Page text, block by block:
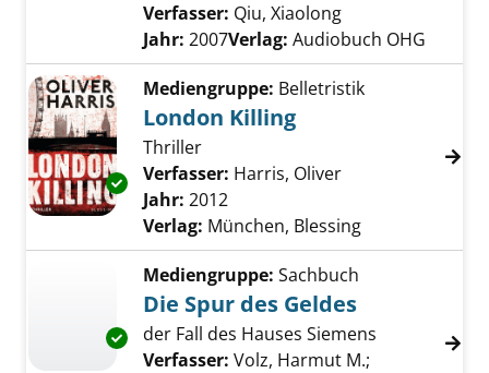
Verfasser: Qiu, Xiaolong
Jahr: 2007Verlag: Audiobuch OHG
Exemplar-Details von London Killing
Mediengruppe: Belletristik
London Killing
Thriller
Verfasser: Harris, Oliver
Jahr: 2012
Verlag: München, Blessing
Exemplar-Details von Die Spur des Geldes
Mediengruppe: Sachbuch
Die Spur des Geldes
der Fall des Hauses Siemens
Verfasser: Volz, Harmut M.;